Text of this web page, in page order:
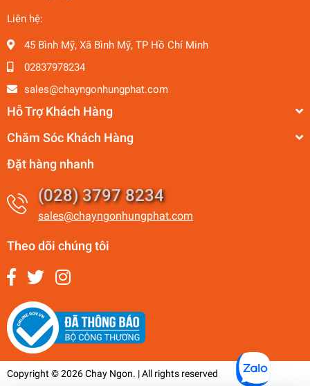
Liên hệ:
45 Bình Mỹ, Xã Bình Mỹ, TP Hồ Chí Minh
02837978234
sales@chayngonhungphat.com
Hỗ Trợ Khách Hàng
Chăm Sóc Khách Hàng
Đặt hàng nhanh
(028) 3797 8234
sales@chayngonhungphat.com
Theo dõi chúng tôi
Copyright © 2026 Chay Ngon. | All rights reserved